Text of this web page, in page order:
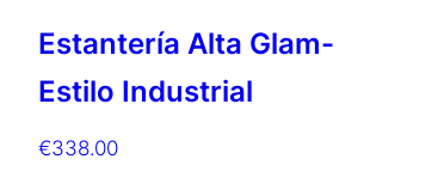
Estantería Alta Glam-
Estilo Industrial
€338.00